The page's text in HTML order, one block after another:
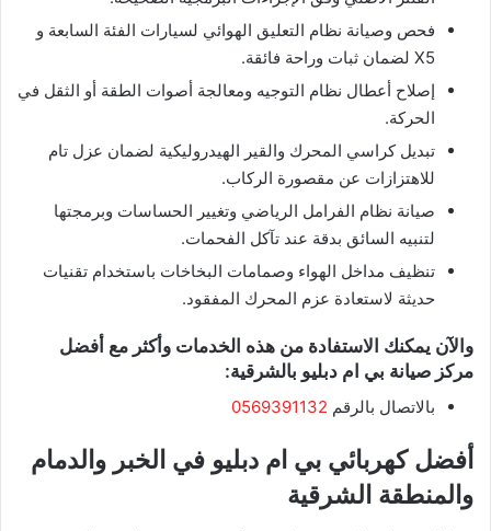
​فحص وصيانة نظام التعليق الهوائي لسيارات الفئة السابعة و
X5 لضمان ثبات وراحة فائقة.
​إصلاح أعطال نظام التوجيه ومعالجة أصوات الطقة أو الثقل في
الحركة.
​تبديل كراسي المحرك والقير الهيدروليكية لضمان عزل تام
للاهتزازات عن مقصورة الركاب.
​صيانة نظام الفرامل الرياضي وتغيير الحساسات وبرمجتها
لتنبيه السائق بدقة عند تآكل الفحمات.
​تنظيف مداخل الهواء وصمامات البخاخات باستخدام تقنيات
حديثة لاستعادة عزم المحرك المفقود.
والآن يمكنك الاستفادة من هذه الخدمات وأكثر مع أفضل
مركز صيانة بي ام دبليو بالشرقية:
بالاتصال بالرقم 0569391132
​أفضل كهربائي بي ام دبليو في الخبر والدمام
والمنطقة الشرقية